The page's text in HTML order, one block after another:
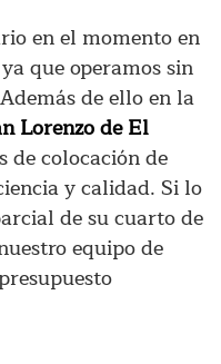
en el momento en
que operamos sin
de ello en la
Lorenzo de El
de colocación de
y calidad. Si lo
de su cuarto de
equipo de